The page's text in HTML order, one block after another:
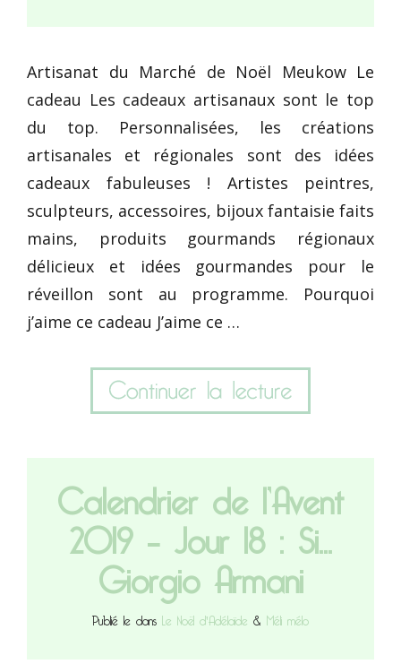
Artisanat du Marché de Noël Meukow Le
cadeau Les cadeaux artisanaux sont le top
du top. Personnalisées, les créations
artisanales et régionales sont des idées
cadeaux fabuleuses ! Artistes peintres,
sculpteurs, accessoires, bijoux fantaisie faits
mains, produits gourmands régionaux
délicieux et idées gourmandes pour le
réveillon sont au programme. Pourquoi
j’aime ce cadeau J’aime ce …
Calendrier de l’Avent
2019 – Jour 18 : Si…
Giorgio Armani
Publié le dansLe Noël d'Adélaïde & Méli mélo